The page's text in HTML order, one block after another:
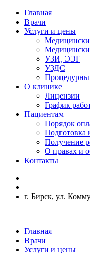
Главная
Врачи
Услуги и цены
УЗИ, ЭЭГ
УЗДС
О клинике
Лицензии
График
Пациентам
Порядок
Подготовка
Получение
О правах и
Контакты
г. Бирск, ул.
Главная
Врачи
Услуги и цены